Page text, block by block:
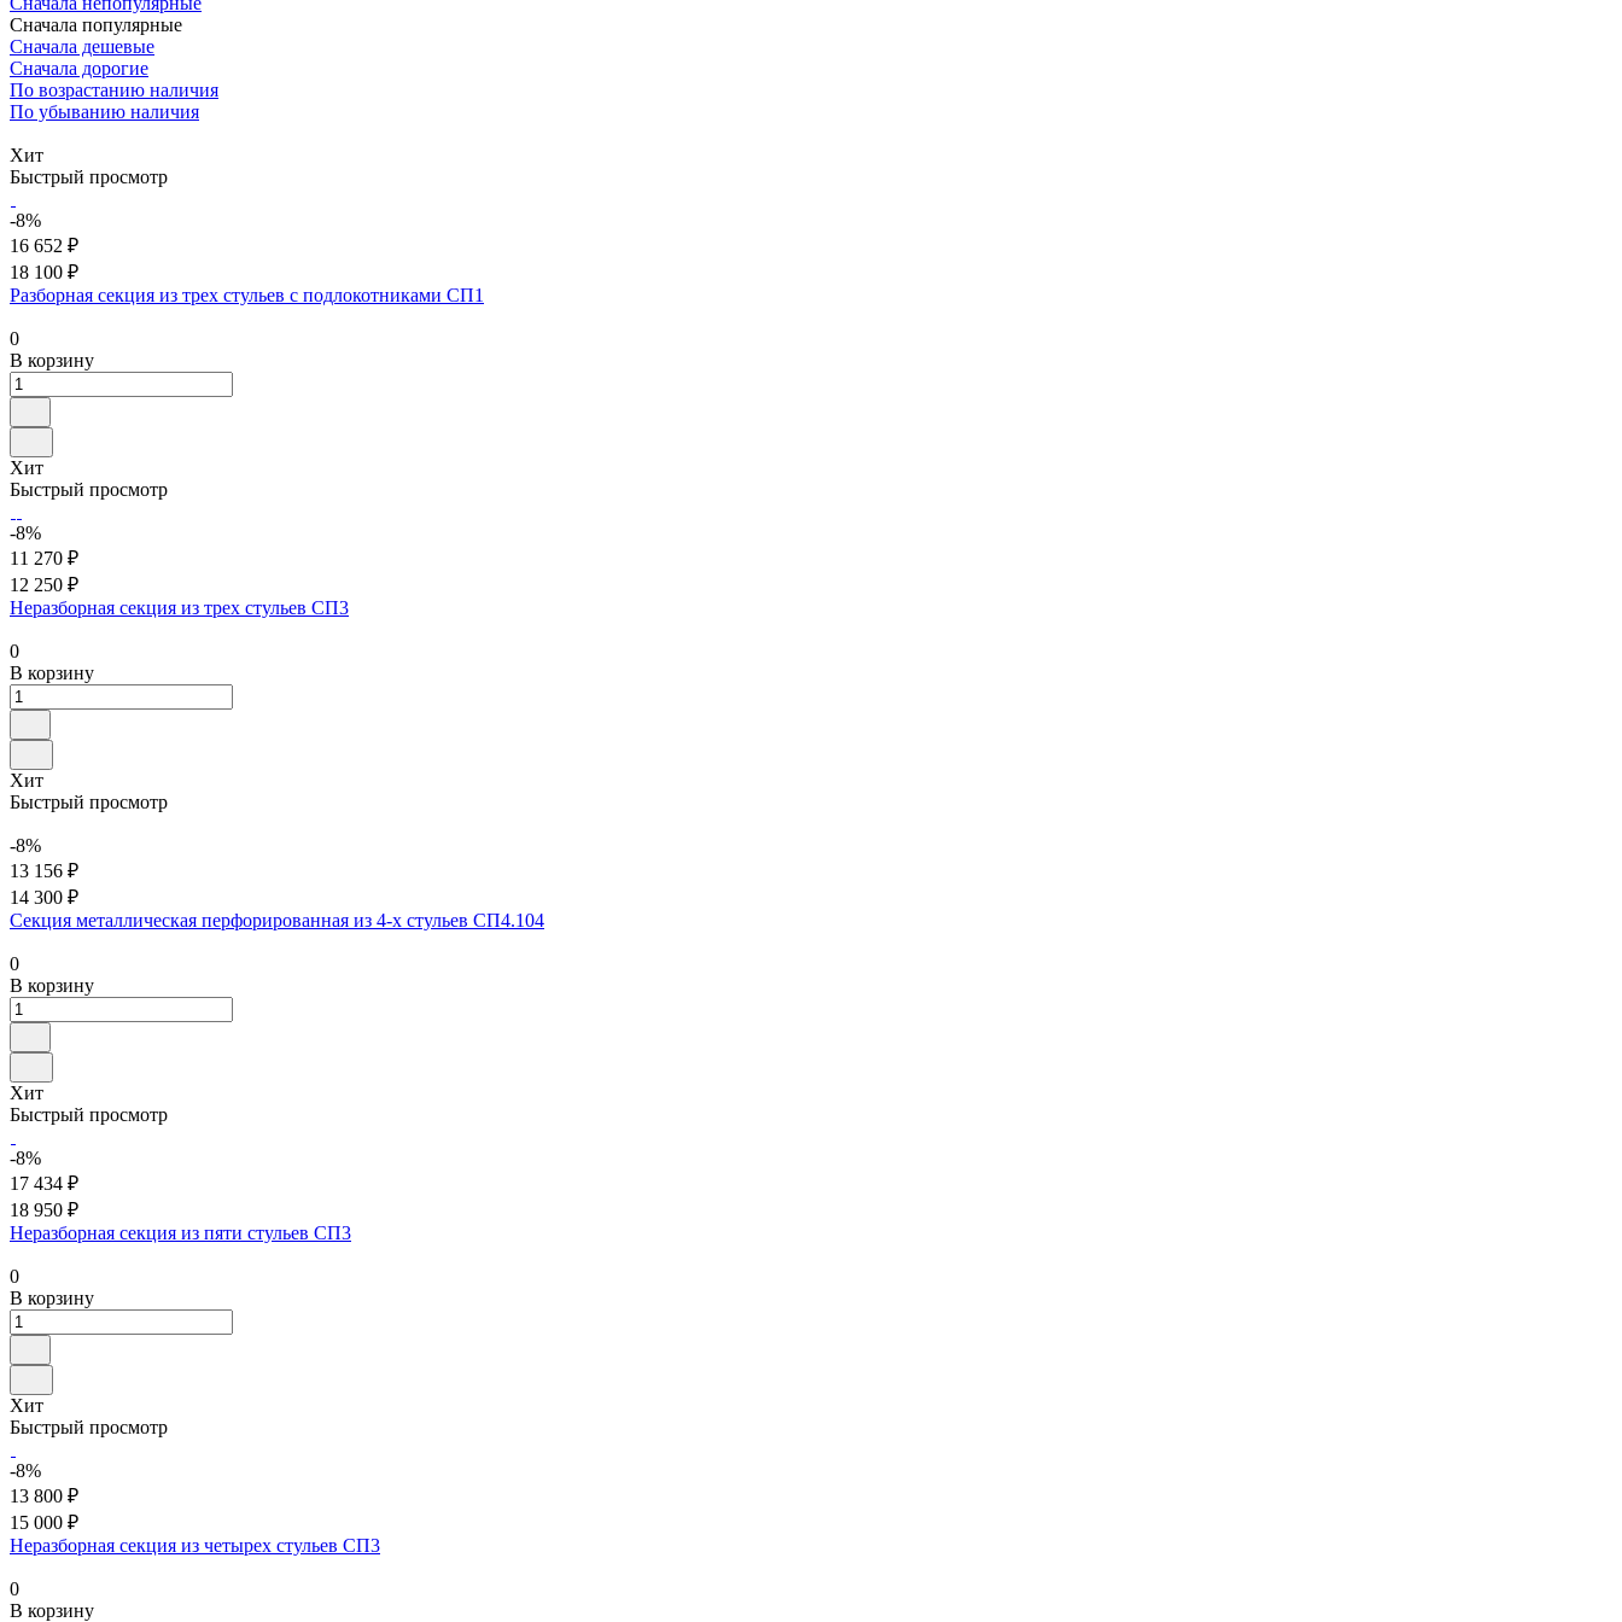
Сначала популярные
Сначала дешевые
Сначала дорогие
По возрастанию наличия
По убыванию наличия
Хит
Быстрый просмотр
-8%
16 652 ₽
18 100 ₽
Разборная секция из трех стульев с подлокотниками СП1
0
В корзину
Хит
Быстрый просмотр
-8%
11 270 ₽
12 250 ₽
Неразборная секция из трех стульев СП3
0
В корзину
Хит
Быстрый просмотр
-8%
13 156 ₽
14 300 ₽
Секция металлическая перфорированная из 4-х стульев СП4.104
0
В корзину
Хит
Быстрый просмотр
-8%
17 434 ₽
18 950 ₽
Неразборная секция из пяти стульев СП3
0
В корзину
Хит
Быстрый просмотр
-8%
13 800 ₽
15 000 ₽
Неразборная секция из четырех стульев СП3
0
В корзину